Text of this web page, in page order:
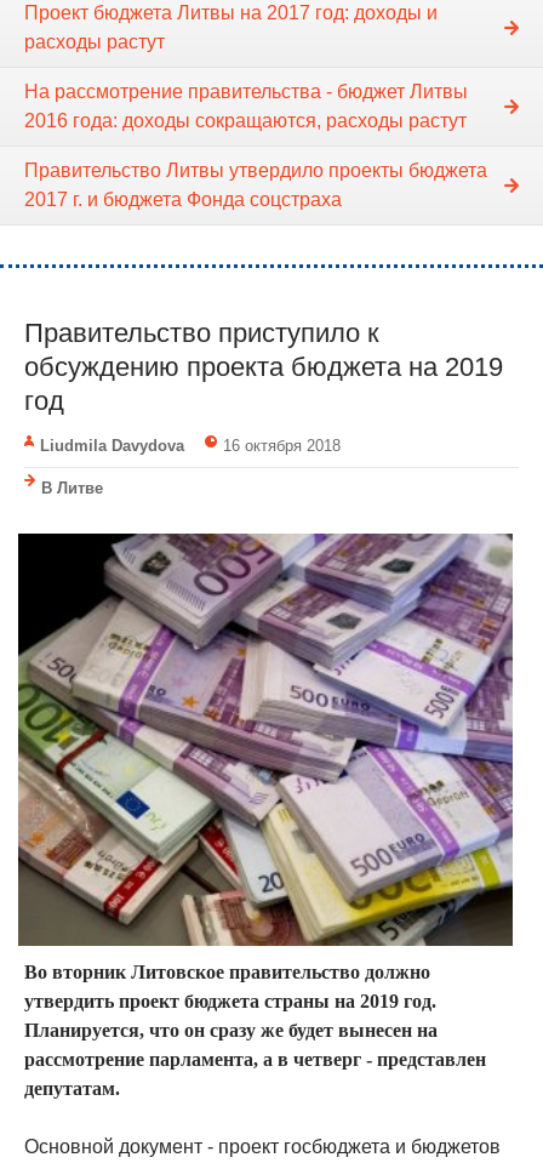
Проект бюджета Литвы на 2017 год: доходы и
расходы растут
На рассмотрение правительства - бюджет Литвы
2016 года: доходы сокращаются, расходы растут
Правительство Литвы утвердило проекты бюджета
2017 г. и бюджета Фонда соцстраха
Правительство приступило к
обсуждению проекта бюджета на 2019
год
Liudmila Davydova 16 октября 2018
В Литве
Во вторник Литовское правительство должно
утвердить проект бюджета страны на 2019 год.
Планируется, что он сразу же будет вынесен на
рассмотрение парламента, а в четверг - представлен
депутатам.
Основной документ - проект госбюджета и бюджетов